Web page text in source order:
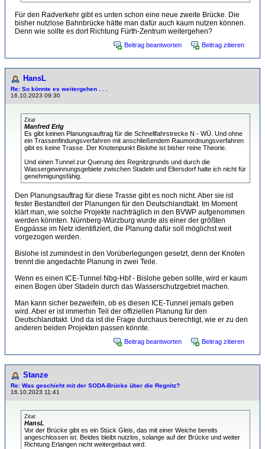
Für den Radverkehr gibt es unten schon eine neue zweite Brücke. Die
bisher nutzlose Bahnbrücke hätte man dafür auch kaum nutzen können.
Denn wie sollte es dort Richtung Fürth-Zentrum weitergehen?
Beitrag beantworten Beitrag zitieren
HansL
Re: So könnte es weitergehen . . .
16.10.2023 09:30
Zitat
Manfred Erlg
Es gibt keinen Planungsauftrag für die Schnellfahrstrecke N - WÜ. Und ohne
ein Trassenfindungsverfahren mit anschließendem Raumordnungsverfahren
gibt es keine Trasse. Der Knotenpunkt Bislohe ist bisher reine Theorie.
Und einen Tunnel zur Querung des Regnitzgrunds und durch die
Wassergewinnungsgebiete zwischen Stadeln und Eltersdorf halte ich nicht für
genehmigungsfähig.
Den Planungsauftrag für diese Trasse gibt es noch nicht. Aber sie ist
fester Bestandteil der Planungen für den Deutschlandtakt. Im Moment
klärt man, wie solche Projekte nachträglich in den BVWP aufgenommen
werden könnten. Nürnberg-Würzburg wurde als einer der größten
Engpässe im Netz identifiziert, die Planung dafür soll möglichst weit
vorgezogen werden.
Bislohe ist zumindest in den Vorüberlegungen gesetzt, denn der Knoten
trennt die angedachte Planung in zwei Teile.
Wenn es einen ICE-Tunnel Nbg-Hbf - Bislohe geben sollte, wird er kaum
einen Bogen über Stadeln durch das Wasserschutzgebiet machen.
Man kann sicher bezweifeln, ob es diesen ICE-Tunnel jemals geben
wird. Aber er ist immerhin Teil der offiziellen Planung für den
Deutschlandtakt. Und da ist die Frage durchaus berechtigt, wie er zu den
anderen beiden Projekten passen könnte.
Beitrag beantworten Beitrag zitieren
Stanze
Re: Was geschieht mit der SODA-Brücke über die Regnitz?
16.10.2023 11:41
Zitat
HansL
Vor der Brücke gibt es ein Stück Gleis, das mit einer Weiche bereits
angeschlossen ist. Beides bleibt nutzlos, solange auf der Brücke und weiter
Richtung Erlangen nicht weitergebaut wird.